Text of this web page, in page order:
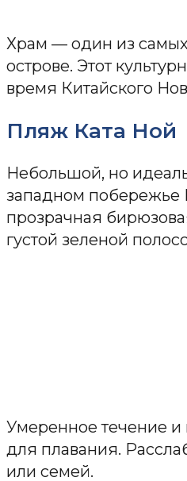
Храм — один из
острове. Этот
время Китайского
Пляж Ката Ной
Небольшой, но
западном побережье
прозрачная
густой зеленой
Умеренное течение и
для плавания.
или семей.